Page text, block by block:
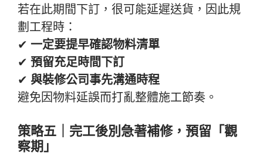
若在此期間下訂，很可能延遲送貨，因此規
劃工程時：
✔ 一定要提早確認物料清單
✔ 預留充足時間下訂
✔ 與裝修公司事先溝通時程
避免因物料延誤而打亂整體施工節奏。
策略五｜完工後別急著補修，預留「觀
察期」